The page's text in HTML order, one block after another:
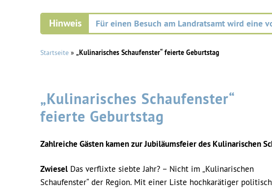
Für einen Besuch am Landratsamt wird eine
Startseite » „Kulinarisches Schaufenster“ feierte Geburtstag
„Kulinarisches Schaufenster“
feierte Geburtstag
Zahlreiche Gästen kamen zur Jubiläumsfeier des Kulinarischen
Zwiesel Das verflixte siebte Jahr? – Nicht im „Kulinarischen
Schaufenster“ der Region. Mit einer Liste hochkarätiger